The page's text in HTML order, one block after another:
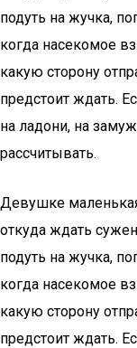
подуть на жучка,
когда насекомое
какую сторону
предстоит ждать.
на ладони, на
рассчитывать.
Девушке
откуда ждать
подуть на жучка,
когда насекомое
какую сторону
предстоит ждать.